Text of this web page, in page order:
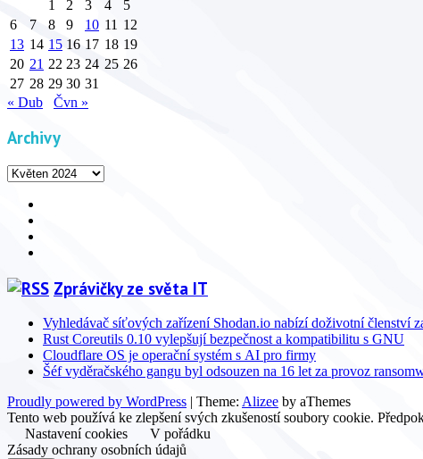
1
2 3 4
5
6
7 8 9 10 11 12
13 14 15 16 17 18 19
20 21 22 23 24 25 26
27 28 29 30 31
« Dub
Čvn »
Archivy
Archivy
Zprávičky ze světa IT
Vyhledávač síťových zařízení Shodan.io nabízí doživotní členství
Rust Coreutils 0.10 vylepšují bezpečnost a kompatibilitu s GNU
Cloudflare OS je operační systém s AI pro firmy
Šéf vyděračského gangu byl odsouzen na 16 let za provoz
Proudly powered by WordPress
Theme: Alizee by aThemes
Tento web používá ke zlepšení svých zkušeností soubory cookie.
Nastavení cookies
V pořádku
Zásady ochrany osobních údajů